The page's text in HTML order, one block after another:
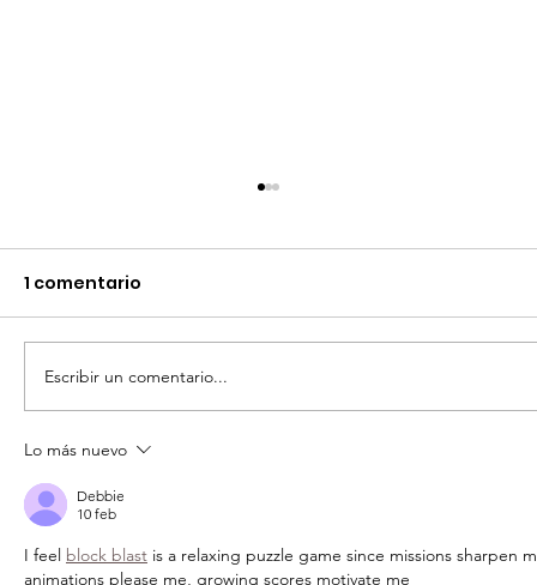
Comunicado
1 comentario
Escribir un comentario...
Lo más nuevo
Debbie
10 feb
I feel block blast is a relaxing puzzle game since missions sharpen
animations please me, growing scores motivate me